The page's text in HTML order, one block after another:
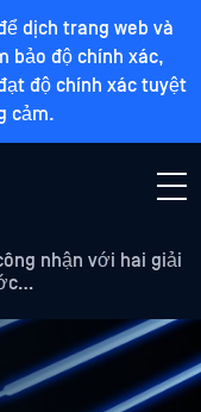
dịch trang web và
bảo độ chính xác,
độ chính xác tuyệt
cảm.
nhận với hai giải